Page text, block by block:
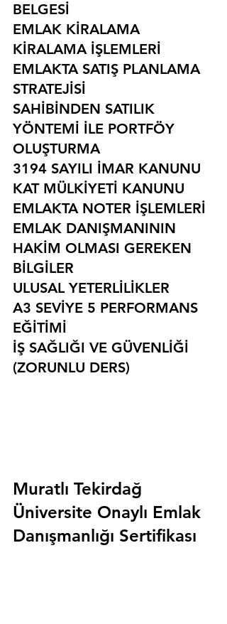
BELGESİ
EMLAK KİRALAMA
KİRALAMA İŞLEMLERİ
EMLAKTA SATIŞ PLANLAMA
STRATEJİSİ
SAHİBİNDEN SATILIK
YÖNTEMİ İLE PORTFÖY
OLUŞTURMA
3194 SAYILI İMAR KANUNU
KAT MÜLKİYETİ KANUNU
EMLAKTA NOTER İŞLEMLERİ
EMLAK DANIŞMANININ
HAKİM OLMASI GEREKEN
BİLGİLER
ULUSAL YETERLİLİKLER
A3 SEVİYE 5 PERFORMANS
EĞİTİMİ
İŞ SAĞLIĞI VE GÜVENLİĞİ
(ZORUNLU DERS)
Muratlı Tekirdağ
Üniversite Onaylı Emlak
Danışmanlığı Sertifikası